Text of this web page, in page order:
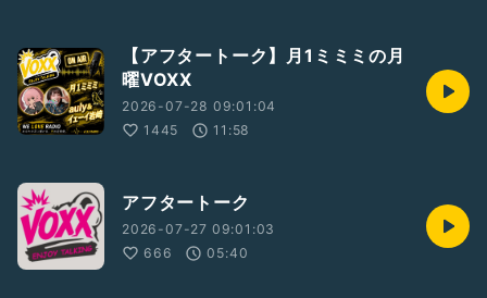
【アフタートーク】月1ミミミの月
曜VOXX
2026-07-28 09:01:04
1445
11:58
アフタートーク
2026-07-27 09:01:03
666
05:40